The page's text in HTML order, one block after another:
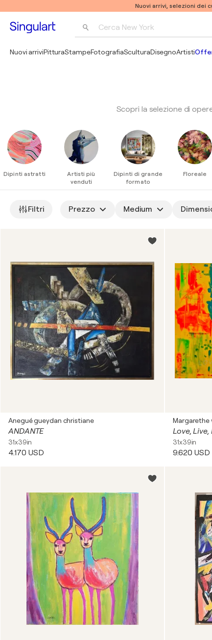
Nuovi arrivi, selezioni dei
Cerca New York
Nuovi arriviPitturaStampeFotografiaSculturaDisegnoArtisti
Scopri la selezione di
ESPLORA
Dipinti astratti
ESPLORA
Artisti più
venduti
ESPLORA
Dipinti di grande
formato
ESPLORA
Floreale
Filtri Prezzo Medium
Anegué gueydan christiane
ANDANTE
31x39in
4.170 USD
Margarethe
Love, Live,
31x39in
9.620 USD